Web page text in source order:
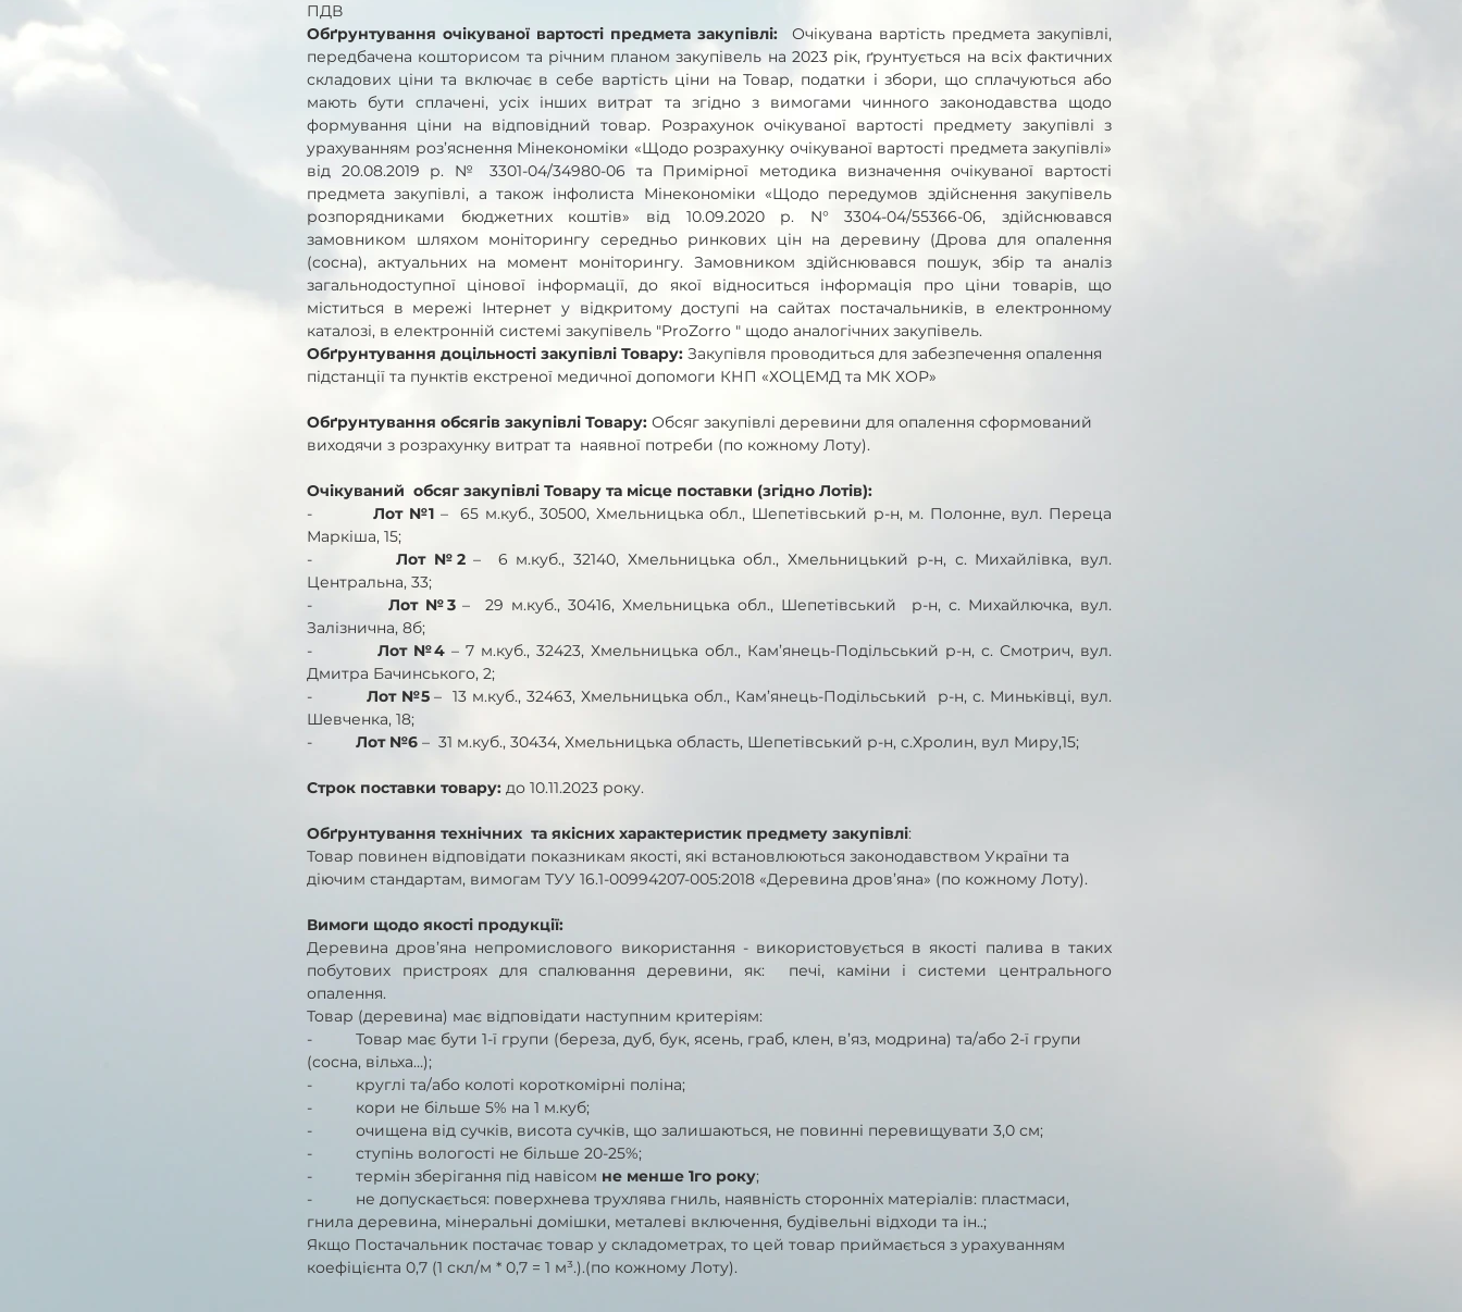
ПДВ
Обґрунтування очікуваної вартості предмета закупівлі:
  Очікувана вартість предмета закупівлі,
передбачена кошторисом та річним планом закупівель на 2023 рік, ґрунтується на всіх фактичних
складових ціни та включає в себе вартість ціни на Товар, податки і збори, що сплачуються або
мають бути сплачені, усіх інших витрат та згідно з вимогами чинного законодавства щодо
формування ціни на відповідний товар. Розрахунок очікуваної вартості предмету закупівлі з
урахуванням роз’яснення Мінекономіки «Щодо розрахунку очікуваної вартості предмета закупівлі»
від 20.08.2019 р. № 3301-04/34980-06 та Примірної методика визначення очікуваної вартості
предмета закупівлі, а також інфолиста Мінекономіки «Щодо передумов здійснення закупівель
розпорядниками бюджетних коштів» від 10.09.2020 р. N° 3304-04/55366-06, здійснювався
замовником шляхом моніторингу середньо ринкових цін на деревину (Дрова для опалення
(сосна), актуальних на момент моніторингу. Замовником здійснювався пошук, збір та аналіз
загальнодоступної цінової інформації, до якої відноситься інформація про ціни товарів, що
міститься в мережі Інтернет у відкритому доступі на сайтах постачальників, в електронному
каталозі, в електронній системі закупівель "ProZorro " щодо аналогічних закупівель.
Обґрунтування доцільності закупівлі Товару: Закупівля проводиться для забезпечення опалення
підстанції та пунктів екстреної медичної допомоги КНП «ХОЦЕМД та МК ХОР»
Обґрунтування обсягів закупівлі Товару: Обсяг закупівлі деревини для опалення сформований
виходячи з розрахунку витрат та  наявної потреби (по кожному Лоту).
Очікуваний  обсяг закупівлі Товару та місце поставки (згідно Лотів):
- Лот №1 –  65 м.куб., 30500, Хмельницька обл., Шепетівський р-н, м. Полонне, вул. Переца
Маркіша, 15;
- Лот №2 –  6 м.куб., 32140, Хмельницька обл., Хмельницький р-н, с. Михайлівка, вул.
Центральна, 33;
- Лот №3 –  29 м.куб., 30416, Хмельницька обл., Шепетівський  р-н, с. Михайлючка, вул.
Залізнична, 8б;
- Лот №4 – 7 м.куб., 32423, Хмельницька обл., Кам’янець-Подільський р-н, с. Смотрич, вул.
Дмитра Бачинського, 2;
- Лот №5 –  13 м.куб., 32463, Хмельницька обл., Кам’янець-Подільський  р-н, с. Миньківці, вул.
Шевченка, 18;
- Лот №6 –  31 м.куб., 30434, Хмельницька область, Шепетівський р-н, с.Хролин, вул Миру,15;
Строк поставки товару: до 10.11.2023 року.
Обґрунтування технічних  та якісних характеристик предмету закупівлі:
Товар повинен відповідати показникам якості, які встановлюються законодавством України та
діючим стандартам, вимогам ТУУ 16.1-00994207-005:2018 «Деревина дров’яна» (по кожному Лоту).
Вимоги щодо якості продукції:
Деревина дров’яна непромислового використання - використовується в якості палива в таких
побутових пристроях для спалювання деревини, як:  печі, каміни і системи центрального
опалення.
Товар (деревина) має відповідати наступним критеріям:
-          Товар має бути 1-ї групи (береза, дуб, бук, ясень, граб, клен, в’яз, модрина) та/або 2-ї групи
(сосна, вільха…);
-          круглі та/або колоті короткомірні поліна;
-          кори не більше 5% на 1 м.куб;
-          очищена від сучків, висота сучків, що залишаються, не повинні перевищувати 3,0 см;
-          ступінь вологості не більше 20-25%;
-          термін зберігання під навісом не менше 1го року;
-          не допускається: поверхнева трухлява гниль, наявність сторонніх матеріалів: пластмаси,
гнила деревина, мінеральні домішки, металеві включення, будівельні відходи та ін..;
Якщо Постачальник постачає товар у складометрах, то цей товар приймається з урахуванням
коефіцієнта 0,7 (1 скл/м * 0,7 = 1 м³.).(по кожному Лоту).